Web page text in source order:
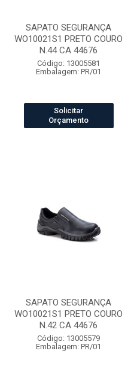
SAPATO SEGURANÇA
WO10021S1 PRETO COURO
N.44 CA 44676
Código: 13005581
Embalagem: PR/01
Solicitar
Orçamento
SAPATO SEGURANÇA
WO10021S1 PRETO COURO
N.42 CA 44676
Código: 13005579
Embalagem: PR/01